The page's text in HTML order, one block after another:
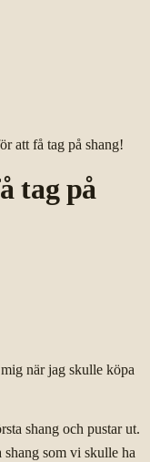
att få tag på shang!
tag på
när jag skulle köpa
shang och pustar ut.
som vi skulle ha